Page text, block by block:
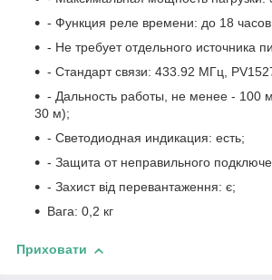
- Функция реле времени: до 18
- Не требует отдельного источника
- Стандарт связи: 433.92 МГц,
- Дальность работы, не менее - 100
30 м);
- Светодиодная индикация: есть;
- Защита от неправильного
- Захист від перевантаження: є;
Вага: 0,2 кг
Приховати